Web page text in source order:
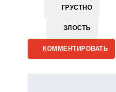
ГРУСТНО
ЗЛОСТЬ
КОММЕНТИРОВАТЬ